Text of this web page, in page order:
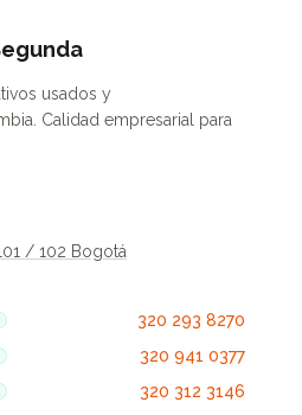
usados y
Calidad empresarial para
/ 102 Bogotá
320 293 8270
320 941 0377
320 312 3146